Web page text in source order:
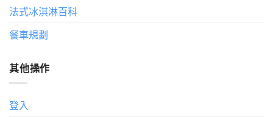
法式冰淇淋百科
餐車規劃
其他操作
登入